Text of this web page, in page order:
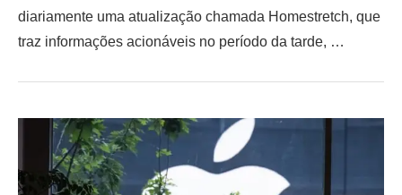
diariamente uma atualização chamada Homestretch, que
traz informações acionáveis no período da tarde, …